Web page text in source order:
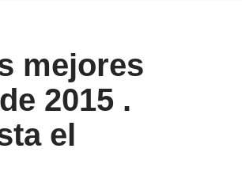
mejores
2015 .
el